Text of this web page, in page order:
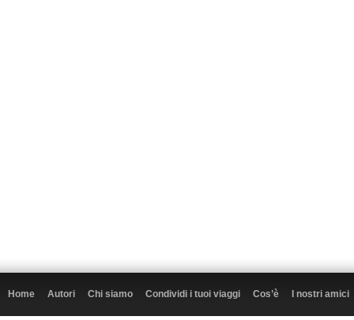
Home Autori Chi siamo Condividi i tuoi viaggi Cos’è I nostri amici